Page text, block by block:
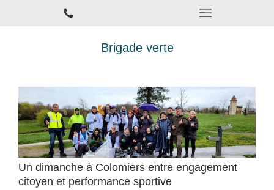
Brigade verte
Un dimanche à Colomiers entre engagement
citoyen et performance sportive